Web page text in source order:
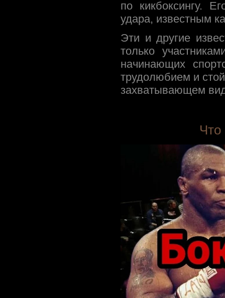
по кикбоксингу.
удара, известным
Эти и другие
только
начинающих
трудолюбием и
захватывающем
Что